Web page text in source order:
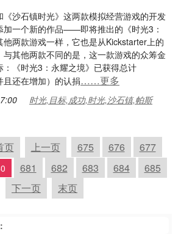
《沙石镇时光》这两款模拟经营游戏的开发
加一个新的作品——即将推出的《时光3：
他两款游戏一样，它也是从Kickstarter上的
其他两款不同的是，这一款游戏的众筹金
：《时光3：永耀之境》已获得总计
还在增加）的认捐……更多
时光,目标,成功,时光,沙石镇,帕斯
页 上一页 675 676
677
681 682 683 684
685
下一页
末页